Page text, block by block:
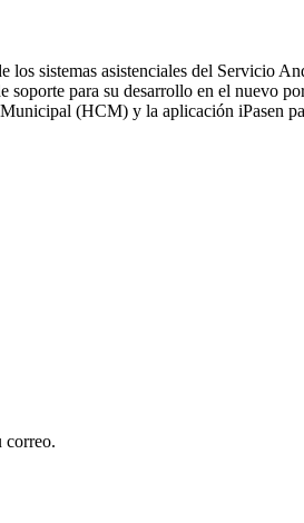
sistemas asistenciales del Servicio
para su desarrollo en el nuevo
(HCM) y la aplicación iPasen
correo.